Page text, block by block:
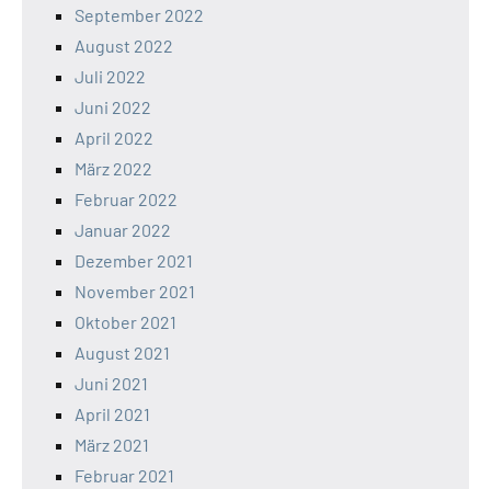
September 2022
August 2022
Juli 2022
Juni 2022
April 2022
März 2022
Februar 2022
Januar 2022
Dezember 2021
November 2021
Oktober 2021
August 2021
Juni 2021
April 2021
März 2021
Februar 2021